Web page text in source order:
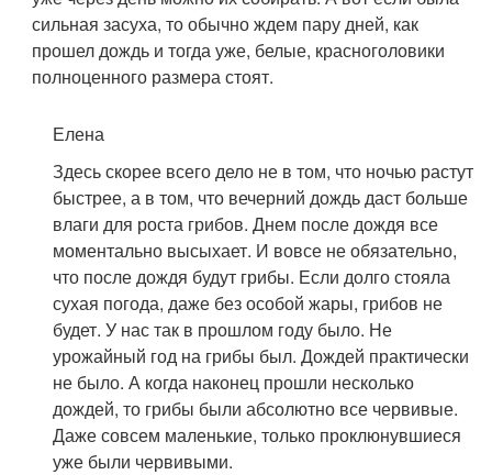
сильная засуха, то обычно ждем пару дней, как
прошел дождь и тогда уже, белые, красноголовики
полноценного размера стоят.
Елена
Здесь скорее всего дело не в том, что ночью растут
быстрее, а в том, что вечерний дождь даст больше
влаги для роста грибов. Днем после дождя все
моментально высыхает. И вовсе не обязательно,
что после дождя будут грибы. Если долго стояла
сухая погода, даже без особой жары, грибов не
будет. У нас так в прошлом году было. Не
урожайный год на грибы был. Дождей практически
не было. А когда наконец прошли несколько
дождей, то грибы были абсолютно все червивые.
Даже совсем маленькие, только проклюнувшиеся
уже были червивыми.